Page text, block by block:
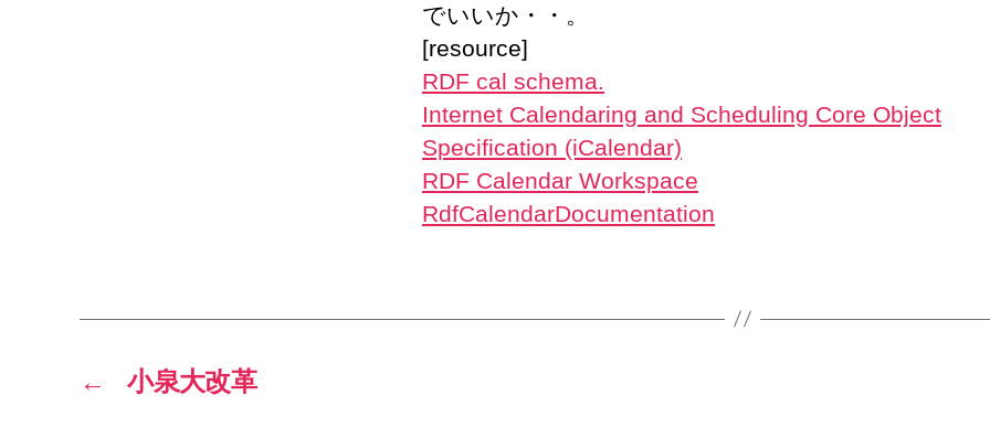
でいいか・・。
[resource]
RDF cal schema.
Internet Calendaring and Scheduling Core Object
Specification (iCalendar)
RDF Calendar Workspace
RdfCalendarDocumentation
← 小泉大改革